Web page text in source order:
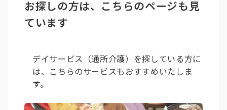
お探しの方は、こちらのページも見
ています
デイサービス（通所介護）を探している方に
は、こちらのサービスもおすすめいたしま
す。